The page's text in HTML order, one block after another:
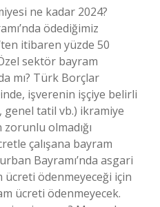
ne kadar 2024?
ödediğimiz
itibaren yüzde 50
sektör bayram
mı? Türk Borçlar
işverenin işçiye belirli
genel tatil vb.) ikramiye
olmadığı
çalışana bayram
Bayramı’nda asgari
ücreti ödenmeyeceği için
ücreti ödenmeyecek.